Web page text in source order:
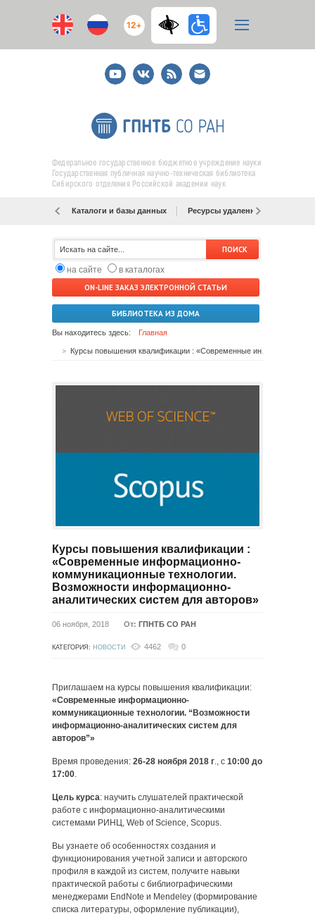
12+
YoutubeВКонтакте
RSS
E-
mail
подписка
Федеральное государственное бюджетное учреждение науки
Государственная публичная научно-техническая библиотека
Сибирского отделения Российской академии наук
Каталоги и базы данных Ресурсы удаленного доступа
на сайте
в каталогах
ON-LINE ЗАКАЗ ЭЛЕКТРОННОЙ СТАТЬИ
БИБЛИОТЕКА ИЗ ДОМА
Вы находитесь здесь: Главная
Курсы повышения квалификации :
«Современные информационно-
коммуникационные технологии.
Возможности информационно-
аналитических систем для авторов»
06 ноября, 2018 От: ГПНТБ СО РАН
КАТЕГОРИЯ: НОВОСТИ 4462 0
Приглашаем на курсы повышения квалификации:
«Современные информационно-
коммуникационные технологии. “Возможности
информационно-аналитических систем для
авторов”»
Время проведения: 26-28 ноября 2018 г., с 10:00 до
17:00.
Цель курса: научить слушателей практической
работе с информационно-аналитическими
системами РИНЦ, Web of Science, Scopus.
Вы узнаете об особенностях создания и
функционирования учетной записи и авторского
профиля в каждой из систем, получите навыки
практической работы с библиографическими
менеджерами EndNote и Mendeley (формирование
списка литературы, оформление публикации),